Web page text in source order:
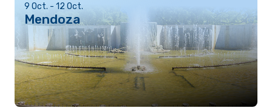
9 Oct. - 12 Oct.
Mendoza